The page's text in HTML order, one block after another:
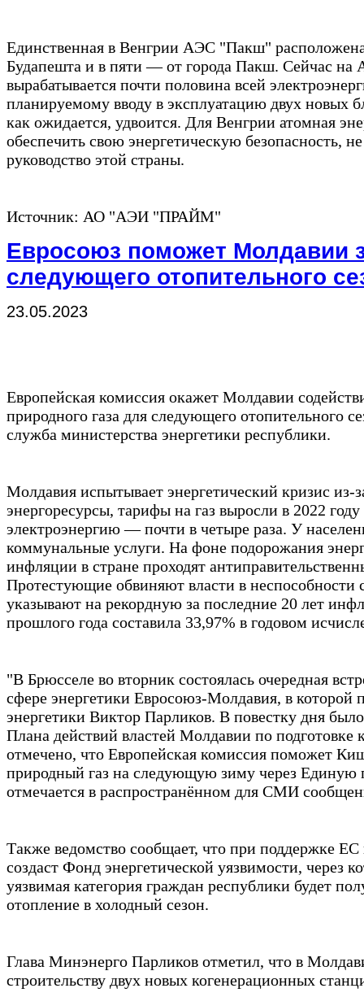
Единственная в Венгрии АЭС "Пакш"
Будапешта и в пяти — от города Пакш. Сейчас
вырабатывается почти половина всей
планируемому вводу в эксплуатацию двух новых
как ожидается, удвоится. Для Венгрии атомная
обеспечить свою энергетическую безопасность,
руководство этой страны.
Источник: АО "АЭИ "ПРАЙМ"
Евросоюз поможет Молдавии
следующего отопительного
23.05.2023
Европейская комиссия окажет Молдавии
природного газа для следующего отопительного
служба министерства энергетики республики.
Молдавия испытывает энергетический кризис из-
энергоресурсы, тарифы на газ выросли в 2022
электроэнергию — почти в четыре раза. У
коммунальные услуги. На фоне подорожания
инфляции в стране проходят
Протестующие обвиняют власти в неспособности
указывают на рекордную за последние 20 лет
прошлого года составила 33,97% в годовом
"В Брюсселе во вторник состоялась очередная
сфере энергетики Евросоюз-Молдавия, в которой
энергетики Виктор Парликов. В повестку дня
Плана действий властей Молдавии по
отмечено, что Европейская комиссия поможет
природный газ на следующую зиму через
отмечается в распространённом для СМИ
Также ведомство сообщает, что при поддержке
создаст Фонд энергетической уязвимости, через
уязвимая категория граждан республики будет
отопление в холодный сезон.
Глава Минэнерго Парликов отметил, что в
строительству двух новых когенерационных